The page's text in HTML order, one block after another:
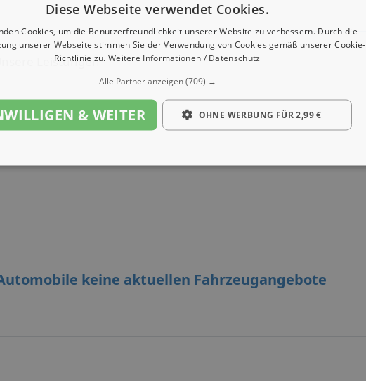
Unsere Leistungen
keine aktuellen Fahrzeugangebote
Diese Webseite verwendet Cookies.
Cookies, um die Benutzerfreundlichkeit unserer Website zu verbessern. Durch die
unserer Webseite stimmen Sie der Verwendung von Cookies gemäß unserer Cookie-
Richtlinie zu. Weitere Informationen / Datenschutz
Alle Partner anzeigen(709) →
& WEITER OHNE WERBUNG FÜR 2,99 €